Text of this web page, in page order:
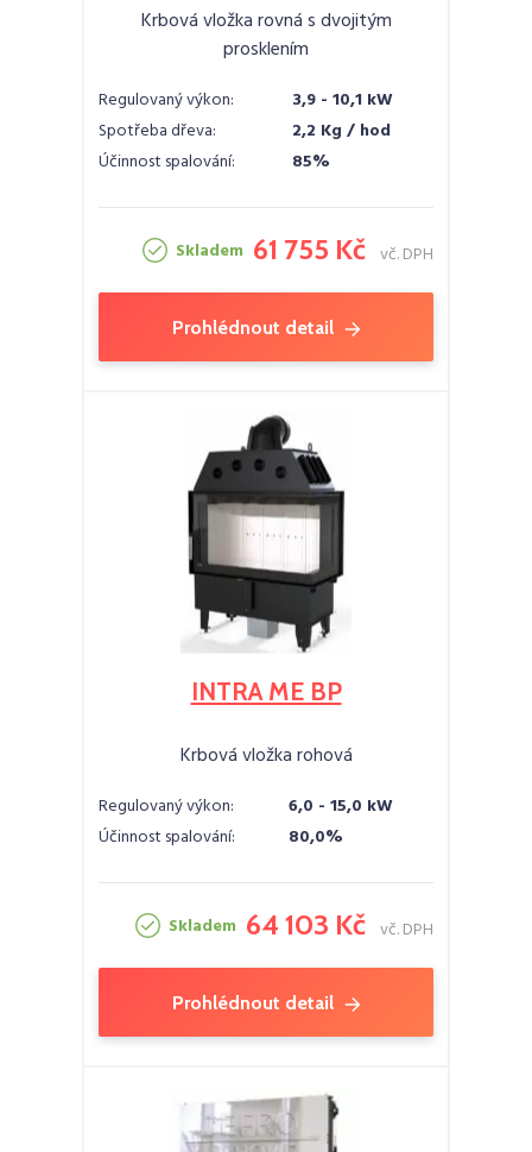
Krbová vložka rovná s dvojitým
prosklením
Regulovaný výkon:
3,9 - 10,1 kW
Spotřeba dřeva:
2,2 Kg / hod
Účinnost spalování:
85%
Skladem 61 755 Kč vč. DPH
Prohlédnout detail
INTRA ME BP
Krbová vložka rohová
Regulovaný výkon:
6,0 - 15,0 kW
Účinnost spalování:
80,0%
Skladem 64 103 Kč vč. DPH
Prohlédnout detail